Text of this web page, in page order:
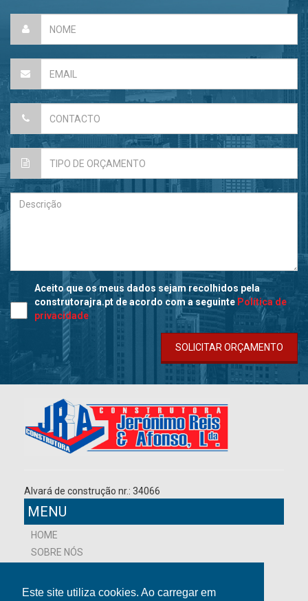
Este site utiliza cookies. Ao carregar em
Aceito que os meus dados sejam recolhidos pela
construtorajra.pt de acordo com a seguinte Política de
privacidade
SOLICITAR ORÇAMENTO
Alvará de construção nr.: 34066
MENU
HOME
SOBRE NÓS
PROJETOS